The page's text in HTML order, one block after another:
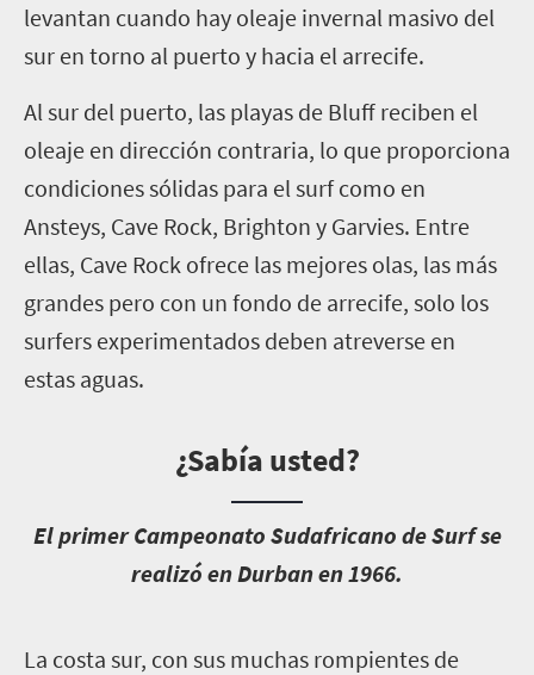
levantan cuando hay oleaje invernal masivo del
sur en torno al puerto y hacia el arrecife.
Al sur del puerto, las playas de Bluff reciben el
oleaje en dirección contraria, lo que proporciona
condiciones sólidas para el surf como en
Ansteys, Cave Rock, Brighton y Garvies. Entre
ellas, Cave Rock ofrece las mejores olas, las más
grandes pero con un fondo de arrecife, solo los
surfers experimentados deben atreverse en
estas aguas.
¿Sabía usted?
El primer Campeonato Sudafricano de Surf se
realizó en Durban en 1966.
L a costa sur, con sus muchas rompientes de